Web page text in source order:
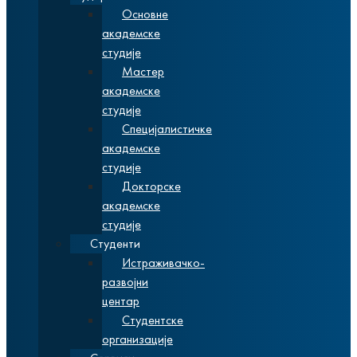
Основне
академске
студије
Мастер
академске
студије
Специјалистичке
академске
студије
Докторске
академске
студије
Студенти
Истраживачко-
развојни
центар
Студентске
организације